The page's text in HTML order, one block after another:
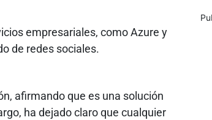
empresariales, como Azure y
de redes sociales.
afirmando que es una solución
ha dejado claro que cualquier